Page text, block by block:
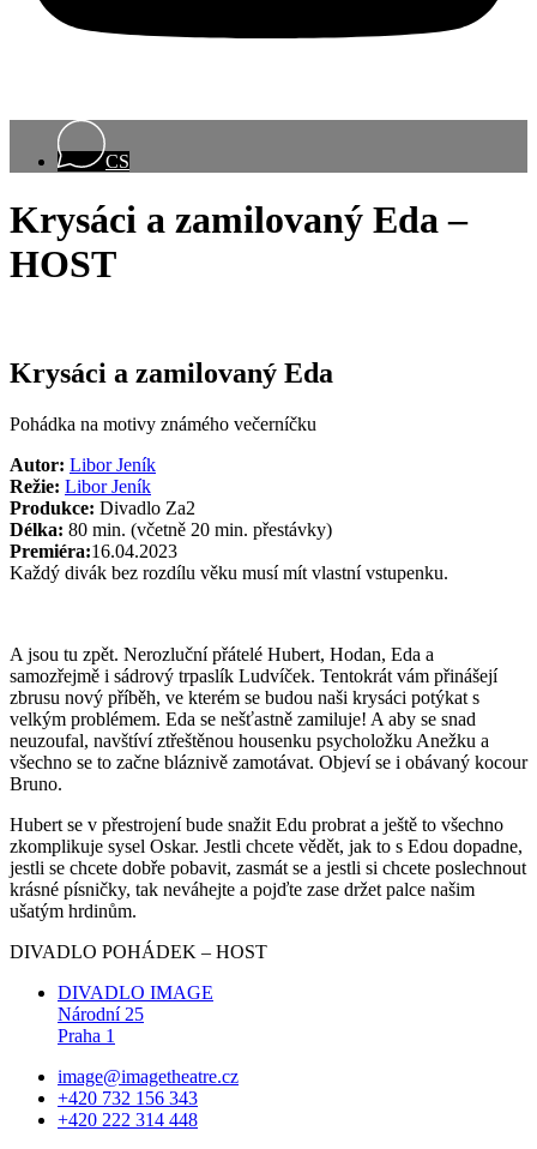
CS
Krysáci a zamilovaný Eda –
HOST
Krysáci a zamilovaný Eda
Pohádka na motivy známého večerníčku
Autor: Libor Jeník
Režie: Libor Jeník
Produkce: Divadlo Za2
Délka: 80 min. (včetně 20 min. přestávky)
Premiéra:16.04.2023
Každý divák bez rozdílu věku musí mít vlastní vstupenku.
A jsou tu zpět. Nerozluční přátelé Hubert, Hodan, Eda a
samozřejmě i sádrový trpaslík Ludvíček. Tentokrát vám přinášejí
zbrusu nový příběh, ve kterém se budou naši krysáci potýkat s
velkým problémem. Eda se nešťastně zamiluje! A aby se snad
neuzoufal, navštíví ztřeštěnou housenku psycholožku Anežku a
všechno se to začne bláznivě zamotávat. Objeví se i obávaný kocour
Bruno.
Hubert se v přestrojení bude snažit Edu probrat a ještě to všechno
zkomplikuje sysel Oskar. Jestli chcete vědět, jak to s Edou dopadne,
jestli se chcete dobře pobavit, zasmát se a jestli si chcete poslechnout
krásné písničky, tak neváhejte a pojďte zase držet palce našim
ušatým hrdinům.
DIVADLO POHÁDEK – HOST
DIVADLO IMAGE
Národní 25
Praha 1
image@imagetheatre.cz
+420 732 156 343
+420 222 314 448